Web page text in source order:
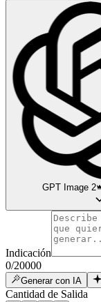
GPT Image 2
Indicación
0/20000
Generar con IA
Cantidad de Salida